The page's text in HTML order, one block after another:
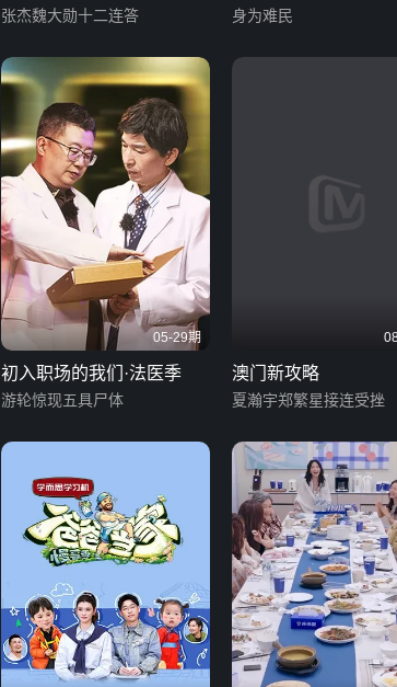
张杰魏大勋十二连答 身为难民
05-29期
初入职场的我们·法医季
游轮惊现五具尸体
澳门新攻略
夏瀚宇郑繁星接连受挫